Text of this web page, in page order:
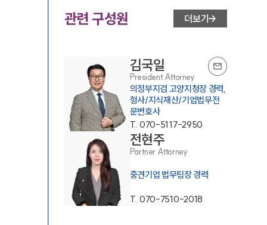
관련 구성원 더보기
김국일
President Attorney
의정부지검 고양지청장 경력,
형사/지식재산/기업법무전
문변호사
T. 070-5117-2950
전현주
Partner Attorney
중견기업 법무팀장 경력
T. 070-7510-2018